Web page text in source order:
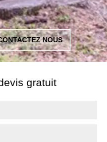
NOUS
gratuit